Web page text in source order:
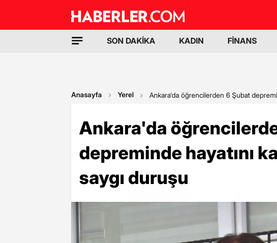
SON DAKİKA KADIN FİNANS
Anasayfa Yerel Ankara'da öğrencilerden 6 Şubat
Ankara'da
depreminde hayatını
saygı duruşu